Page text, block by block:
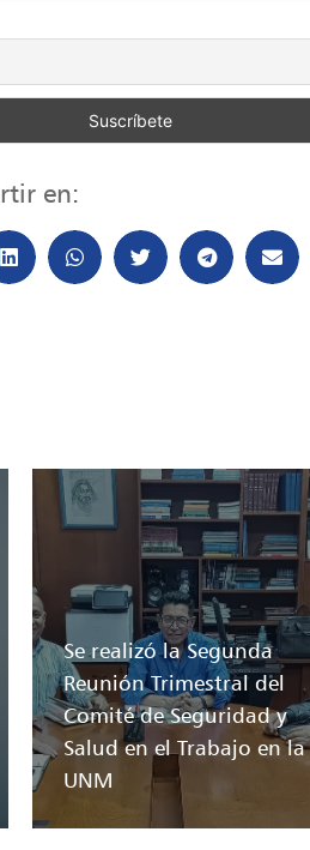
en:
Se realizó la Segunda
Reunión Trimestral del
Comité de Seguridad y
Salud en el Trabajo en la
UNM